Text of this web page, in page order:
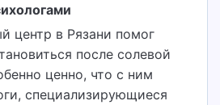
центр в Рязани помог
после солевой
ценно, что с ним
специализирующиеся